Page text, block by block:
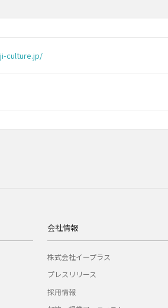
culture.jp/
会社情報
株式会社イープラス
プレスリリース
採用情報